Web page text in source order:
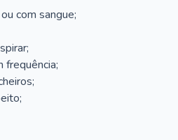
com sangue;
frequência;